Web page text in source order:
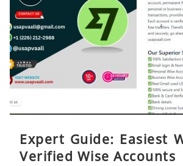
Expert Guide: Easiest
Verified Wise Accounts